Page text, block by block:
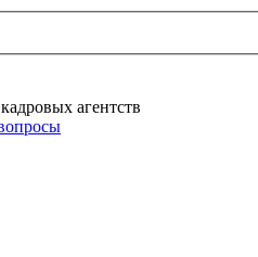
агентств